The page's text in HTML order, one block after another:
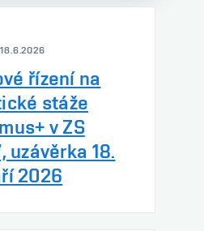
18.6.2026
řízení na
stáže
v ZS
uzávěrka 18.
2026